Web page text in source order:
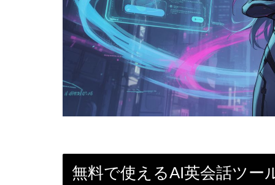
無料で使えるAI英会話ツー